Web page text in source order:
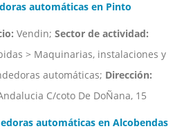
automáticas en Pinto
Vendin; Sector de actividad:
> Maquinarias, instalaciones y
automáticas; Dirección:
C/coto De DoÑana, 15
automáticas en Alcobendas